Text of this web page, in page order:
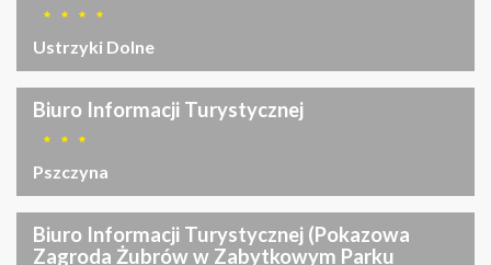
Ustrzyki Dolne
Biuro Informacji Turystycznej
Pszczyna
Biuro Informacji Turystycznej (Pokazowa
Zagroda Żubrów w Zabytkowym Parku